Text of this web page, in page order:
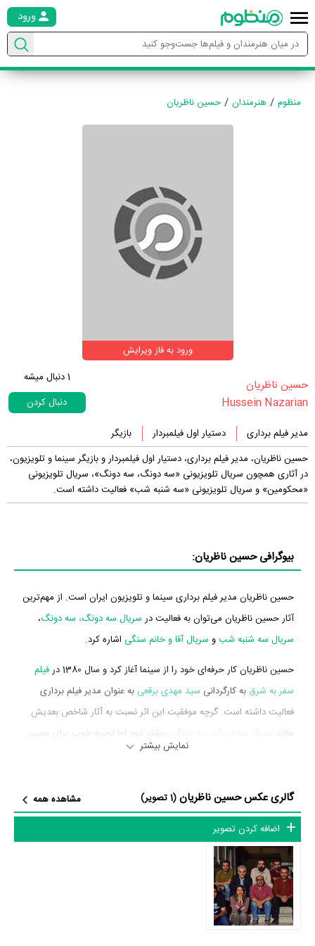
ورود
منظوم هنرمندان حسین ناظریان
ورود به فاز ویرایش
‏حسین ناظریان‏
Hussein Nazarian
1دنبال میشه
دنبال کردن
مدیر فیلم برداری
دستیار اول فیلمبردار
بازیگر
حسین ناظریان، مدیر فیلم برداری، دستیار اول فیلمبردار و بازیگر سینما و تلویزیون،
در آثاری همچون سریال تلویزیونی «سه دونگ، سه دونگ»، سریال تلویزیونی
«محکومین» و سریال تلویزیونی «سه شنبه شب» فعالیت داشته است.
بیوگرافی حسین ناظریان:
حسین ناظریان مدیر فیلم برداری سینما و تلویزیون ایران است. از مهم‌ترین
آثار حسین ناظریان می‌توان به فعالیت در سریال سه دونگ، سه دونگ،
سریال سه شنبه شبو سریال آقا و خانم سنگی اشاره کرد.
حسین ناظریان کار حرفه‌ای خود را از سینما آغاز کرد و سال 1380 در
فیلم
سفر به شرق به کارگردانی سید مهدی برقعی به عنوان مدیر فیلم برداری
فعالیت داشته است. گرچه موفقیت این اثر نسبت به آثار شاخص بعدیش
مانند
سریال سه دونگ، سه دونگ
، بیشتر نبود اما تجربه خوبی برای حسین
ناظریان محسوب می‌شود و همکاری با هنرمندانی همچون
حسین ناظریان در سال 1390 دوره‌ی پرتلاشی را در عرصه سینما و تلویزیون
گذراند و در تولید اثر مهمی حضور داشته است. اثر مهم حسین ناظریان در
این سال، فعالیت درسریال سه دونگ، سه دونگ
احمدلومحسوب می‌شود.
شاید یکی از مهم‌ترین بخش‌های بیوگرافی حسین ناظریان فعالیت در
سه دونگ، سه دونگبوده است. حسین ناظریان سال 1390
نمایش بیشتر
گالری عکس حسین ناظریان(1 تصویر)
مشاهده همه
اضافه کردن تصویر